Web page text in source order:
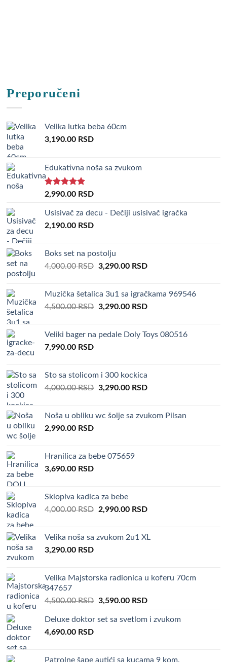
Preporučeni
Velika lutka beba 60cm
3,190.00 RSD
Edukativna noša sa zvukom
Rated5.00
2,990.00 RSD
Usisivač za decu - Dečiji usisivač igračka
2,190.00 RSD
Boks set na postolju
4,000.00RSD Original
4,000.00 RSD.
3,290.00 RSDCurrent
3,290.00 RSD.
Muzička šetalica 3u1 sa igračkama 969546
4,500.00RSD Original
4,500.00 RSD.
3,290.00 RSDCurrent
3,290.00 RSD.
Veliki bager na pedale Doly Toys 080516
7,990.00 RSD
Sto sa stolicom i 300 kockica
4,000.00RSD Original
4,000.00 RSD.
3,290.00 RSDCurrent
3,290.00 RSD.
Noša u obliku wc šolje sa zvukom Pilsan
2,990.00 RSD
Hranilica za bebe 075659
3,690.00 RSD
Sklopiva kadica za bebe
4,000.00RSD Original
4,000.00 RSD.
2,990.00 RSDCurrent
2,990.00 RSD.
Velika noša sa zvukom 2u1 XL
3,290.00 RSD
Velika Majstorska radionica u koferu 70cm
347657
4,500.00RSD Original
was:
3,590.00 RSDCurrent
is:
Deluxe doktor set sa svetlom i zvukom
4,690.00 RSD
Patrolne šape autići sa kucama 9 kom.